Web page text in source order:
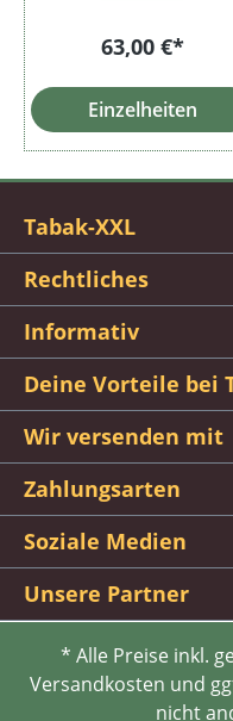
63,00 €*
Einzelheiten
Tabak-XXL
Rechtliches
Informativ
Deine Vorteile bei
Wir versenden mit
Zahlungsarten
Soziale Medien
Unsere Partner
* Alle Preise inkl.
Versandkosten und
nicht